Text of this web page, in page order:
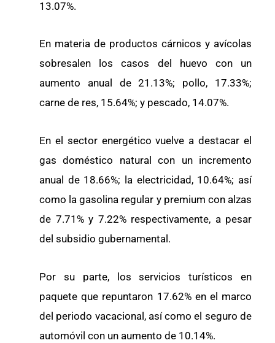
13.07%.
En materia de productos cárnicos y avícolas
sobresalen los casos del huevo con un
aumento anual de 21.13%; pollo, 17.33%;
carne de res, 15.64%; y pescado, 14.07%.
En el sector energético vuelve a destacar el
gas doméstico natural con un incremento
anual de 18.66%; la electricidad, 10.64%; así
como la gasolina regular y premium con alzas
de 7.71% y 7.22% respectivamente, a pesar
del subsidio gubernamental.
Por su parte, los servicios turísticos en
paquete que repuntaron 17.62% en el marco
del periodo vacacional, así como el seguro de
automóvil con un aumento de 10.14%.